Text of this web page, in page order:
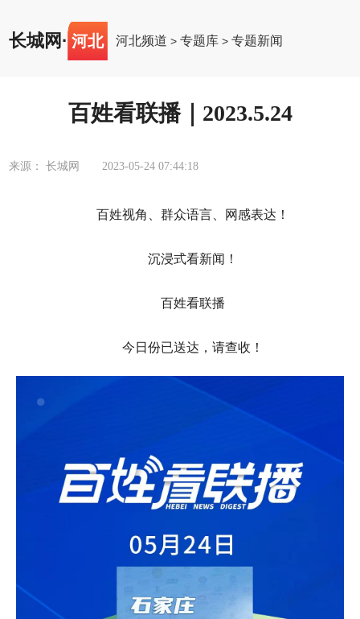
长城网 · 河北 河北频道 >专题库 >专题新闻
百姓看联播｜2023.5.24
来源： 长城网 2023-05-24 07:44:18
百姓视角、群众语言、网感表达！
沉浸式看新闻！
百姓看联播
今日份已送达，请查收！